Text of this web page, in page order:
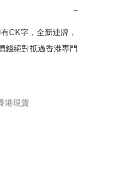
−
CK字，全新連牌，
錢絕對抵過香港專門
港現貨